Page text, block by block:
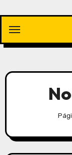
contenido